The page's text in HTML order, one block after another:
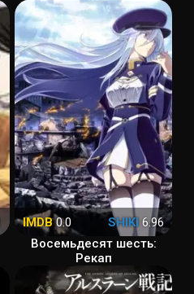
IMDB0.0 SHIKI 6.96
Восемьдесят шесть:
Рекап